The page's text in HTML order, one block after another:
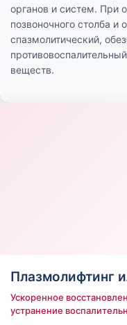
органов и систем. При
позвоночного столба и
спазмолитический,
веществ.
Плазмолифтинг
Ускоренное
устранение